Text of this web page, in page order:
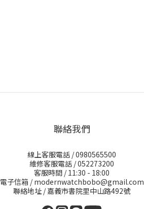
聯絡我們
線上客服電話 / 0980565500
維修客服電話 / 052273200
客服時間 / 11:30 - 18:00
電子信箱 / modernwatchbobo@gmail.com
聯絡地址 / 嘉義市書院里中山路492號